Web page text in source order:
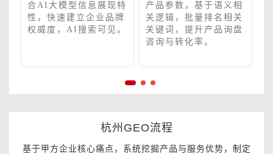
合AI大模型信息展现特
性，快速建立企业品牌
权威度，AI搜索可见。
产品参数，基于语义相
关逻辑，批量排名相关
关键词，提升产品询盘
咨询与转化率。
杭州GEO流程
基于甲方企业核心痛点，系统挖掘产品与服务优势，制定